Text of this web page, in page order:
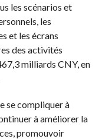
les scénarios et
les
et les écrans
des activités
milliards CNY, en
se compliquer à
à améliorer la
promouvoir